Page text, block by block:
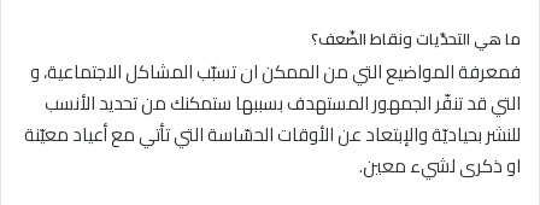
ما هي التحدّيات ونقاط الضّعف؟
فمعرفة المواضيع التي من الممكن ان تسبّب المشاكل الاجتماعية، و
التي قد تنفّر الجمهور المستهدف بسببها ستمكنك من تحديد الأنسب
للنشر بحياديّة والإبتعاد عن الأوقات الحسّاسة التي تأتي مع أعياد معيّنة
او ذكرى لشيء معين.